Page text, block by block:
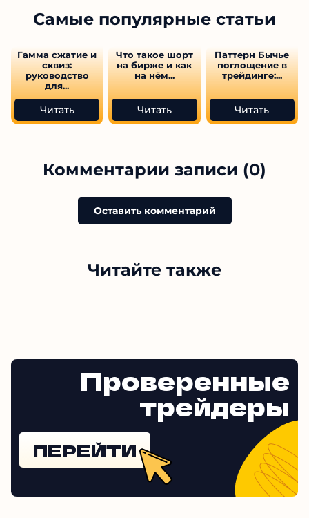
Самые популярные статьи
Гамма сжатие и
сквиз:
руководство
для...
Читать
Что такое шорт
на бирже и как
на нём...
Читать
Паттерн Бычье
поглощение в
трейдинге:...
Читать
Комментарии записи (0)
Оставить комментарий
Читайте также
Проверенные
трейдеры
ПЕРЕЙТИ